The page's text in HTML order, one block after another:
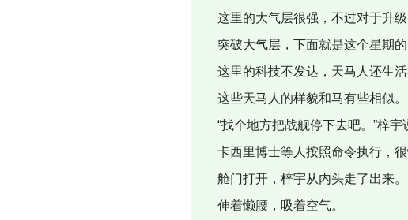
这里的大气层很强，不过对于升级
突破大气层，下面就是这个星期的
这里的科技不发达，天马人还生活
这些天马人的样貌和马有些相似。
“找个地方把战舰停下去吧。”梓宇
卡西里博士等人按照命令执行，很
舱门打开，梓宇从内头走了出来。
伸着懒腰，吸着空气。